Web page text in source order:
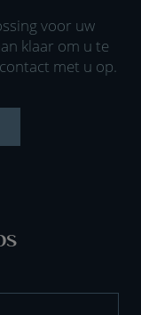
voor uw
klaar om u te
met u op.